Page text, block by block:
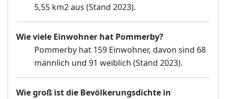
5,55 km2 aus (Stand 2023).
Wie viele Einwohner hat Pommerby?
Pommerby hat 159 Einwohner, davon sind 68
männlich und 91 weiblich (Stand 2023).
Wie groß ist die Bevölkerungsdichte in